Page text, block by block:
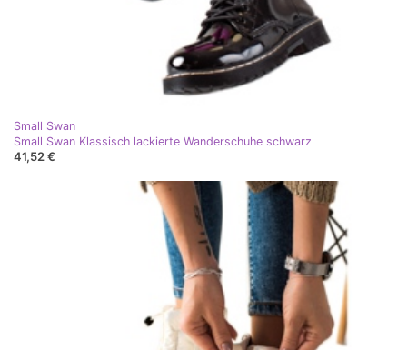
Small Swan
Small Swan Klassisch lackierte Wanderschuhe schwarz
41,52 €